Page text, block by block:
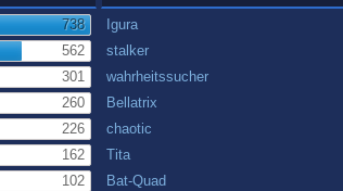
738
562
301
260
226
162
102
Igura
stalker
wahrheitssucher
Bellatrix
chaotic
Tita
Bat-Quad